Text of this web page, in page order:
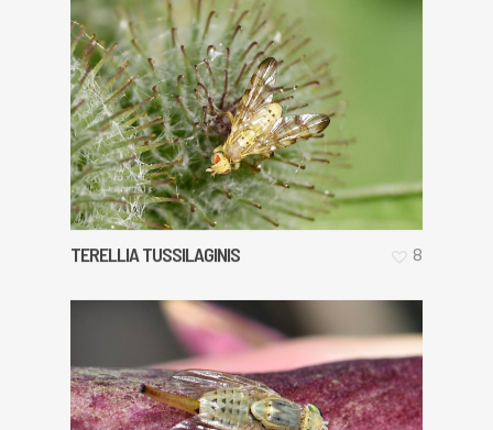
TERELLIA TUSSILAGINIS 8